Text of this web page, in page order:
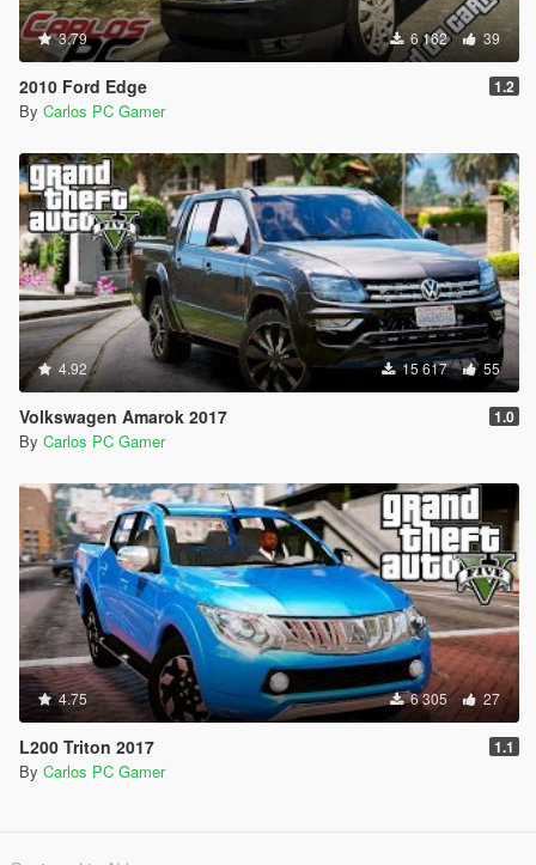
3.79 6 162 39
2010 Ford Edge 1.2
By Carlos PC Gamer
4.92 15 617 55
Volkswagen Amarok 2017 1.0
By Carlos PC Gamer
4.75 6 305 27
L200 Triton 2017 1.1
By Carlos PC Gamer